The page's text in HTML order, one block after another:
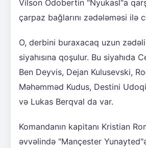
Vilson Odobertin "Nyukasl"a
çarpaz bağlarını zədələməsi ilə
O, derbini buraxacaq uzun
siyahısına qoşulur. Bu siyahıda
Ben Deyvis, Dejan Kulusevski,
Məhəmməd Kudus, Destini
və Lukas Berqval da var.
Komandanın kapitanı Kristian
əvvəlində "Mançester